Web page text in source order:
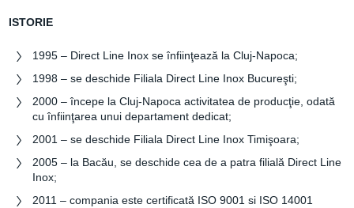
ISTORIE
1995 – Direct Line Inox se înfiinţează la Cluj-Napoca;
1998 – se deschide Filiala Direct Line Inox Bucureşti;
2000 – începe la Cluj-Napoca activitatea de producţie, odată
cu înfiinţarea unui departament dedicat;
2001 – se deschide Filiala Direct Line Inox Timişoara;
2005 – la Bacău, se deschide cea de a patra filială Direct Line
Inox;
2011 – compania este certificată ISO 9001 si ISO 14001